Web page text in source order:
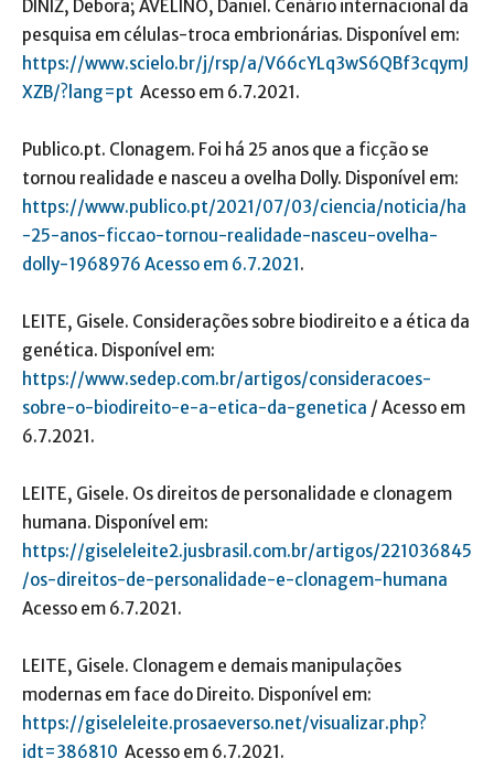
DINIZ, Debora; AVELINO, Daniel. Cenário internacional da
pesquisa em células-troca embrionárias. Disponível em:
https://www.scielo.br/j/rsp/a/V66cYLq3wS6QBf3cqymJ
XZB/?lang=pt Acesso em 6.7.2021.
Publico.pt. Clonagem. Foi há 25 anos que a ficção se
tornou realidade e nasceu a ovelha Dolly. Disponível em:
https://www.publico.pt/2021/07/03/ciencia/noticia/ha
-25-anos-ficcao-tornou-realidade-nasceu-ovelha-
dolly-1968976 Acesso em 6.7.2021.
LEITE, Gisele. Considerações sobre biodireito e a ética da
genética. Disponível em:
https://www.sedep.com.br/artigos/consideracoes-
sobre-o-biodireito-e-a-etica-da-genetica / Acesso em
6.7.2021.
LEITE, Gisele. Os direitos de personalidade e clonagem
humana. Disponível em:
https://giseleleite2.jusbrasil.com.br/artigos/221036845
/os-direitos-de-personalidade-e-clonagem-humana
Acesso em 6.7.2021.
LEITE, Gisele. Clonagem e demais manipulações
modernas em face do Direito. Disponível em:
https://giseleleite.prosaeverso.net/visualizar.php?
idt=386810 Acesso em 6.7.2021.